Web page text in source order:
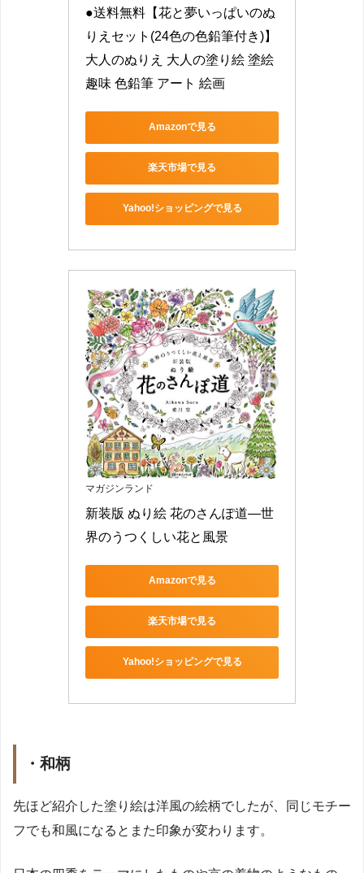
●送料無料【花と夢いっぱいのぬ
りえセット(24色の色鉛筆付き)】
大人のぬりえ 大人の塗り絵 塗絵
趣味 色鉛筆 アート 絵画
Amazonで見る
楽天市場で見る
Yahoo!ショッピングで見る
マガジンランド
新装版 ぬり絵 花のさんぽ道―世
界のうつくしい花と風景
Amazonで見る
楽天市場で見る
Yahoo!ショッピングで見る
・和柄
先ほど紹介した塗り絵は洋風の絵柄でしたが、同じモチー
フでも和風になるとまた印象が変わります。